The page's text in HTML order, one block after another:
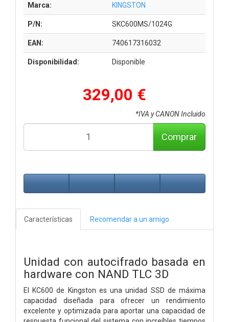
Marca: KINGSTON
P/N: SKC600MS/1024G
EAN: 740617316032
Disponibilidad: Disponible
329,00 €
*IVA y CANON Incluido
Comprar
Características Recomendar a un amigo
Unidad con autocifrado basada en
hardware con NAND TLC 3D
El KC600 de Kingston es una unidad SSD de máxima
capacidad diseñada para ofrecer un rendimiento
excelente y optimizada para aportar una capacidad de